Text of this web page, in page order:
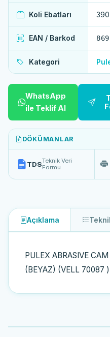
Koli Ebatları
EAN / Barkod
Kategori
WhatsApp
ile Teklif Al
DÖKÜMANLAR
TDSTeknik Veri
Formu
Açıklama
PULEX ABRASIVE
(BEYAZ) (VELL 70087 )